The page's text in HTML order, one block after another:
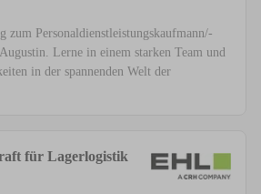
zum Personaldienstleistungskaufmann/-
Lerne in einem starken Team und
in der spannenden Welt der
für Lagerlogistik